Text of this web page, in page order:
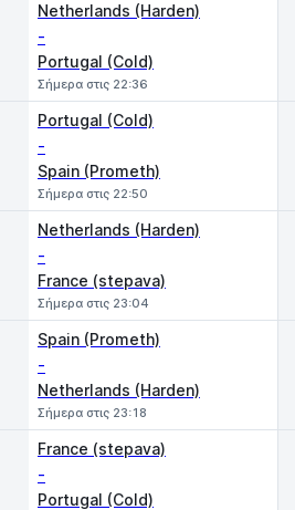
Netherlands (Harden)
-
Portugal (Cold)
Σήμερα στις 22:36
Portugal (Cold)
-
Spain (Prometh)
Σήμερα στις 22:50
Netherlands (Harden)
-
France (stepava)
Σήμερα στις 23:04
Spain (Prometh)
-
Netherlands (Harden)
Σήμερα στις 23:18
France (stepava)
-
Portugal (Cold)